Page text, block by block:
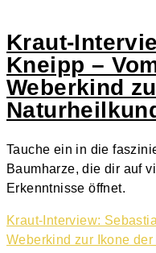
Kraut-
Kneipp –
Weberkind
Tauche ein in die
Baumharze, die dir auf
Erkenntnisse öffnet.
Kraut-Interview:
Weberkind zur Ikone